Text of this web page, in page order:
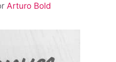
Arturo Bold